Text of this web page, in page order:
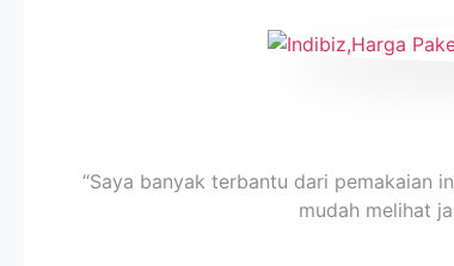
“Saya banyak terbantu dari pemakaian
mudah melihat